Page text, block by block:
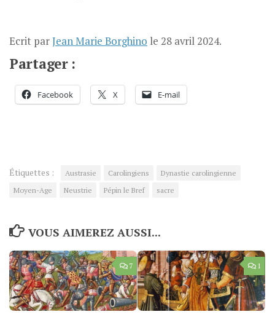
Ecrit parJean Marie Borghino le 28 avril 2024.
Partager :
Facebook X E-mail
Étiquettes : Austrasie Carolingiens
Dynastie carolingienne
Moyen-Age
Neustrie Pépin le Bref sacre
VOUS AIMEREZ AUSSI...
7 1